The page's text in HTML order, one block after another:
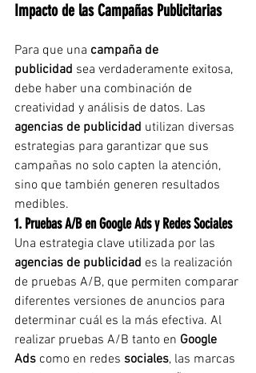
Impacto de las Campañas Publicitarias
Para que una campaña de
publicidad sea verdaderamente exitosa,
debe haber una combinación de
creatividad y análisis de datos. Las
agencias de publicidad utilizan diversas
estrategias para garantizar que sus
campañas no solo capten la atención,
sino que también generen resultados
medibles.
1. Pruebas A/B en Google Ads y Redes Sociales
Una estrategia clave utilizada por las
agencias de publicidad es la realización
de pruebas A/B, que permiten comparar
diferentes versiones de anuncios para
determinar cuál es la más efectiva. Al
realizar pruebas A/B tanto en Google
Ads como en redes sociales, las marcas